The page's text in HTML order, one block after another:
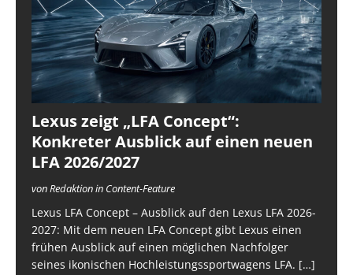
Lexus zeigt „LFA Concept“:
Konkreter Ausblick auf einen neuen
LFA 2026/2027
von Redaktion in Content-Feature
Lexus LFA Concept – Ausblick auf den Lexus LFA 2026-
2027: Mit dem neuen LFA Concept gibt Lexus einen
frühen Ausblick auf einen möglichen Nachfolger
seines ikonischen Hochleistungssportwagens LFA. […]